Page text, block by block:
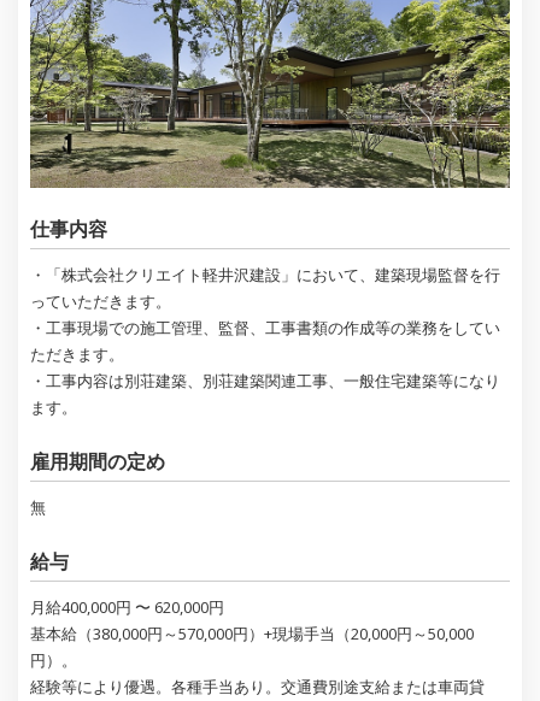
仕事内容
・「株式会社クリエイト軽井沢建設」において、建築現場監督を行
っていただきます。
・工事現場での施工管理、監督、工事書類の作成等の業務をしてい
ただきます。
・工事内容は別荘建築、別荘建築関連工事、一般住宅建築等になり
ます。
雇用期間の定め
無
給与
月給400,000円 〜 620,000円
基本給（380,000円～570,000円）+現場手当（20,000円～50,000
円）。
経験等により優遇。各種手当あり。交通費別途支給または車両貸